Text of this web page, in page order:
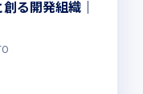
る開発組織｜